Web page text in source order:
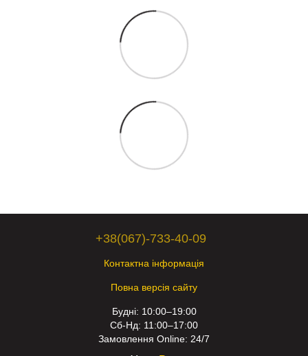
+38(067)-733-40-09
Контактна інформація
Повна версія сайту
Будні: 10:00–19:00
Сб-Нд: 11:00–17:00
Замовлення Online: 24/7